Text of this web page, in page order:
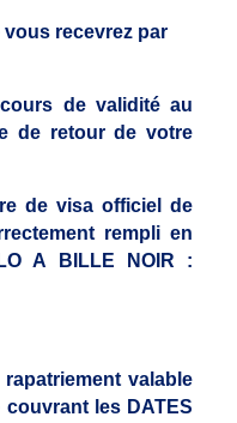
recevrez par
de validité au
de retour de votre
de visa officiel de
rempli en
A BILLE NOIR :
valable
les DATES